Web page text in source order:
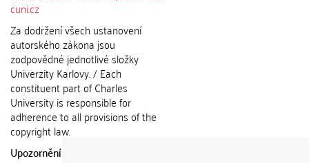
cuni.cz
Za dodržení všech ustanovení
autorského zákona jsou
zodpovědné jednotlivé složky
Univerzity Karlovy. / Each
constituent part of Charles
University is responsible for
adherence to all provisions of the
copyright law.
Upozornění / Notice: